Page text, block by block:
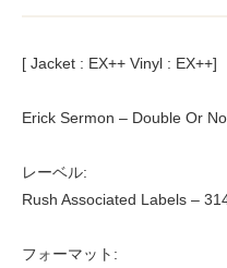
[ Jacket : EX++ Vinyl : EX++]
Erick Sermon – Double Or
レーベル:
Rush Associated Labels –
フォーマット: